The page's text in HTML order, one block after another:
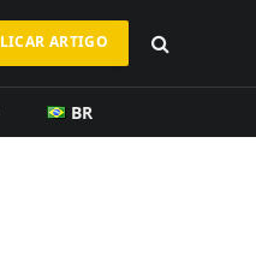
ARTIGO
BR